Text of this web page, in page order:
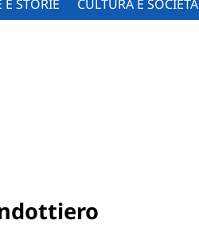
E STORIE CULTURA E SOCIETÀ